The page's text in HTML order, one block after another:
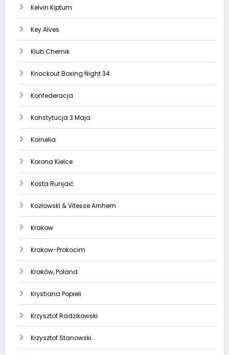
Kelvin Kiptum
Key Alves
Klub Chemik
Knockout Boxing Night 34
Konfederacja
Konstytucja 3 Maja
Kornelia
Korona Kielce
Kosta Runjaić
Kozłowski & Vitesse Arnhem
Krakow
Krakow-Prokocim
Kraków, Poland
Krystiana Popieli
Krzysztof Radzikowski
Krzysztof Stanowski